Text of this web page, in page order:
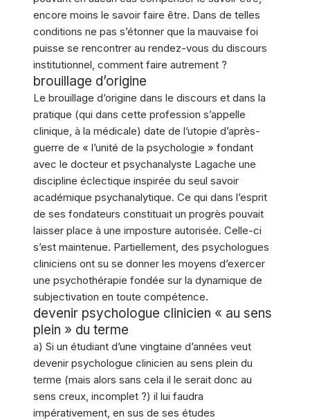
encore moins le savoir faire être. Dans de telles
conditions ne pas s’étonner que la mauvaise foi
puisse se rencontrer au rendez-vous du discours
institutionnel, comment faire autrement ?
brouillage d’origine
Le brouillage d’origine dans le discours et dans la
pratique (qui dans cette profession s’appelle
clinique, à la médicale) date de l’utopie d’après-
guerre de « l’unité de la psychologie » fondant
avec le docteur et psychanalyste Lagache une
discipline éclectique inspirée du seul savoir
académique psychanalytique. Ce qui dans l’esprit
de ses fondateurs constituait un progrès pouvait
laisser place à une imposture autorisée. Celle-ci
s’est maintenue. Partiellement, des psychologues
cliniciens ont su se donner les moyens d’exercer
une psychothérapie fondée sur la dynamique de
subjectivation en toute compétence.
devenir psychologue clinicien « au sens
plein » du terme
a) Si un étudiant d’une vingtaine d’années veut
devenir psychologue clinicien au sens plein du
terme (mais alors sans cela il le serait donc au
sens creux, incomplet ?) il lui faudra
impérativement, en sus de ses études